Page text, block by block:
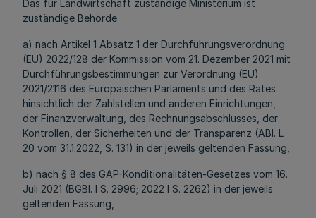
Das für Landwirtschaft zuständige Ministerium ist
zuständige Behörde
a) nach Artikel 1 Absatz 1 der Durchführungsverordnung
(EU) 2022/128 der Kommission vom 21. Dezember 2021 mit
Durchführungsbestimmungen zur Verordnung (EU)
2021/2116 des Europäischen Parlaments und des Rates
hinsichtlich der Zahlstellen und anderen Einrichtungen,
der Finanzverwaltung, des Rechnungsabschlusses, der
Kontrollen, der Sicherheiten und der Transparenz (ABl. L
20 vom 31.1.2022, S. 131) in der jeweils geltenden Fassung,
b) nach § 8 des GAP-Konditionalitäten-Gesetzes vom 16.
Juli 2021 (BGBl. I S. 2996; 2022 I S. 2262) in der jeweils
geltenden Fassung,